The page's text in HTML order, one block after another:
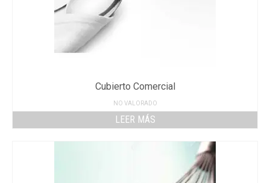
Cubierto Comercial
NO VALORADO
LEER MÁS